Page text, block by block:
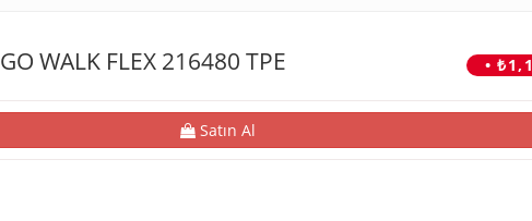
•
GO WALK FLEX 216480 TPE
Satın Al